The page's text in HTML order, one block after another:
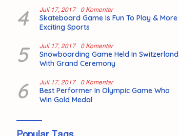
4 Juli 17, 2017 0 Komentar
Skateboard Game Is Fun To Play & More
Exciting Sports
5 Juli 17, 2017 0 Komentar
Snowboarding Game Held In Switzerland
With Grand Ceremony
6 Juli 17, 2017 0 Komentar
Best Performer In Olympic Game Who
Win Gold Medal